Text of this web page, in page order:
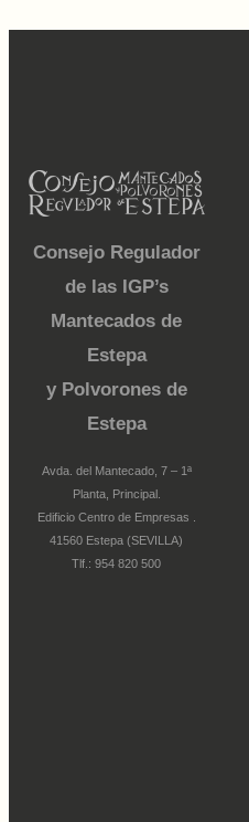
Consejo Regulador
de las IGP’s
Mantecados de
Estepa
y Polvorones de
Estepa
Avda. del Mantecado, 7 – 1ª
Planta, Principal.
Edificio Centro de Empresas .
41560 Estepa (SEVILLA)
Tlf.: 954 820 500